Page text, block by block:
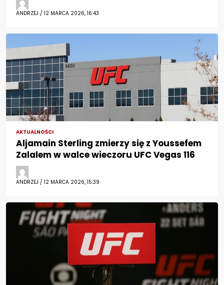
ANDRZEJ / 12 MARCA 2026, 16:43
AKTUALNOŚCI
Aljamain Sterling zmierzy się z Youssefem
Zalalem w walce wieczoru UFC Vegas 116
ANDRZEJ / 12 MARCA 2026, 15:39